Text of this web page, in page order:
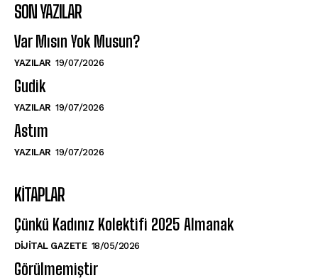
SON YAZILAR
Var Mısın Yok Musun?
YAZILAR 19/07/2026
Gudik
YAZILAR 19/07/2026
Astım
YAZILAR 19/07/2026
KITAPLAR
Çünkü Kadınız Kolektifi 2025 Almanak
DIJITAL GAZETE 18/05/2026
Görülmemiştir